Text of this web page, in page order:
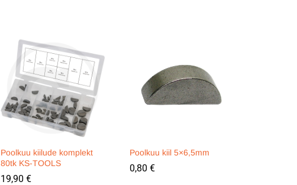
Poolkuu kiilude komplekt
80tk KS-TOOLS
19,90 €
19,90 €
Poolkuu kiil 5×6,5mm
0,80 €
0,80 €